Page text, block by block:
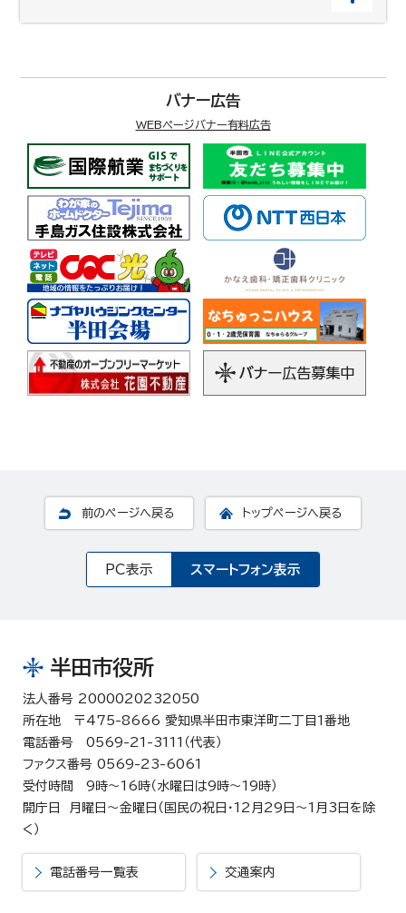
バナー広告
WEBページバナー有料広告
前のページへ戻る トップページへ戻る
PC表示 スマートフォン表示
半田市役所
法人番号 2000020232050
所在地 〒475-8666 愛知県半田市東洋町二丁目1番地
電話番号 0569-21-3111（代表）
ファクス番号 0569-23-6061
受付時間 9時～16時（水曜日は9時～19時）
開庁日 月曜日～金曜日（国民の祝日・12月29日～1月3日を除
く）
電話番号一覧表 交通案内